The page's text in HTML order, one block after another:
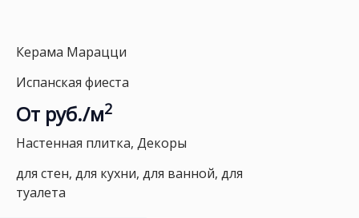
Керама Марацци
Испанская фиеста
От руб./м2
Настенная плитка, Декоры
для стен, для кухни, для ванной, для
туалета